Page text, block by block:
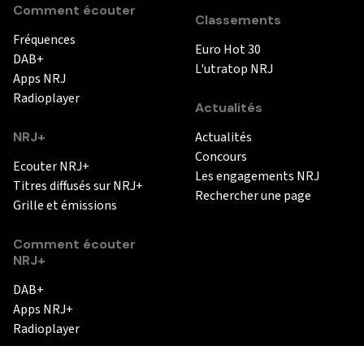
Comment écouter
Fréquences
DAB+
Apps NRJ
Radioplayer
NRJ+
Ecouter NRJ+
Titres diffusés sur NRJ+
Grille et émissions
Comment écouter
NRJ+
DAB+
Apps NRJ+
Radioplayer
Classements
Euro Hot 30
L'utratop NRJ
Actualités
Actualités
Concours
Les engagements NRJ
Rechercher une page